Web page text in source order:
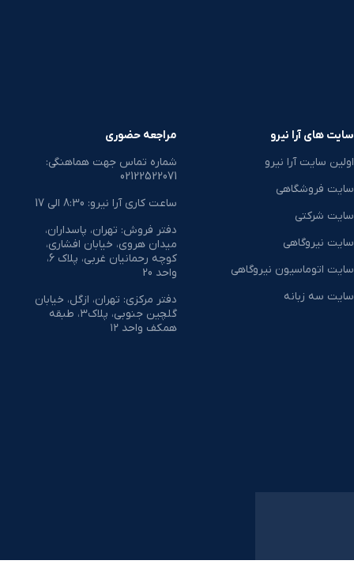
سایت های آرا نیرو
اولین سایت آرا نیرو
سایت فروشگاهی
سایت شرکتی
سایت نیروگاهی
سایت اتوماسیون نیروگاهی
سایت سه زبانه
مراجعه حضوری
شماره تماس جهت هماهنگی:
02122522071
ساعت کاری آرا نیرو: 8:30 الی 17
دفتر فروش: تهران، پاسداران،
میدان هروی، خیابان افشاری،
کوچه رحمانیان غربی، پلاک 6،
واحد 20
دفتر مرکزی: تهران، ازگل، خیابان
گلچین جنوبی، پلاک۳، طبقه
همکف واحد ۱۲